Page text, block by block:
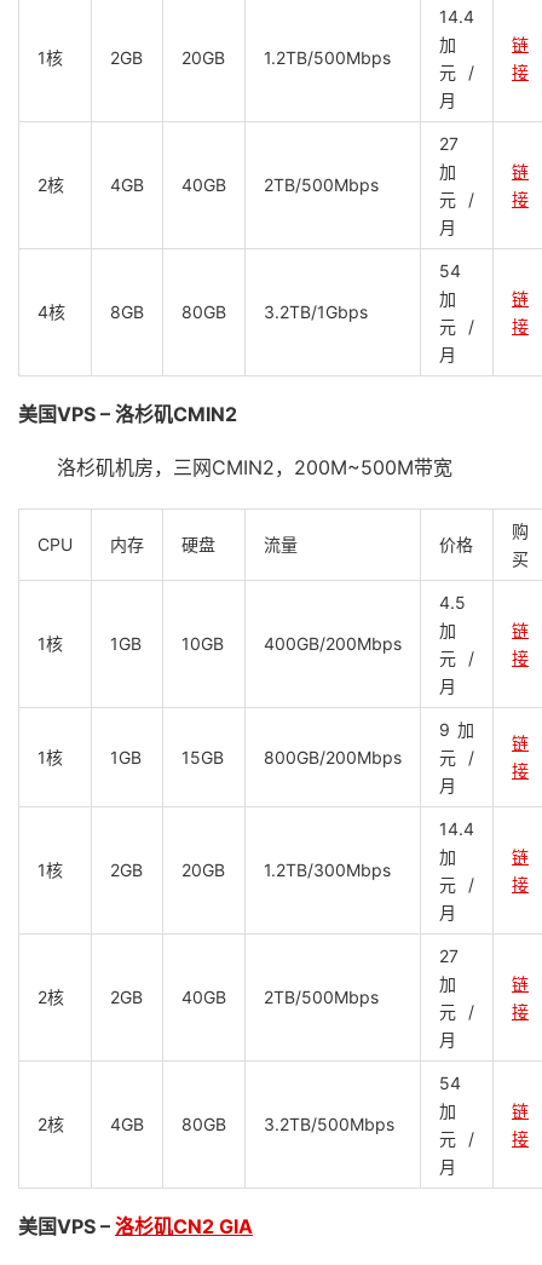
1核 2GB 20GB 1.2TB/500Mbps
14.4
加
元/
月
链
接
2核 4GB 40GB 2TB/500Mbps
27
加
元/
月
链
接
4核 8GB 80GB 3.2TB/1Gbps
54
加
元/
月
链
接
美国VPS – 洛杉矶CMIN2
洛杉矶机房，三网CMIN2，200M~500M带宽
CPU 内存 硬盘 流量 价格
购
买
1核 1GB 10GB 400GB/200Mbps
4.5
加
元/
月
链
接
1核 1GB 15GB 800GB/200Mbps
9加
元/
月
链
接
1核 2GB 20GB 1.2TB/300Mbps
14.4
加
元/
月
链
接
2核 2GB 40GB 2TB/500Mbps
27
加
元/
月
链
接
2核 4GB 80GB 3.2TB/500Mbps
54
加
元/
月
链
接
美国VPS – 洛杉矶CN2 GIA